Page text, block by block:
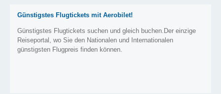
Günstigstes Flugtickets mit Aerobilet!
Günstigstes Flugtickets suchen und gleich buchen.Der einzige
Reiseportal, wo Sie den Nationalen und Internationalen
günstigsten Flugpreis finden können.